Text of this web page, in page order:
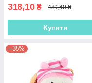
318,10 ₴ 489,40 ₴
Купити
–35%